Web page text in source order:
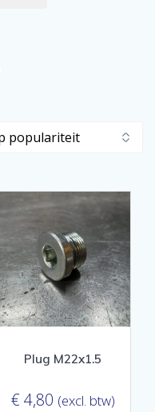
Plug M22x1.5
€ 4,80 (excl. btw)